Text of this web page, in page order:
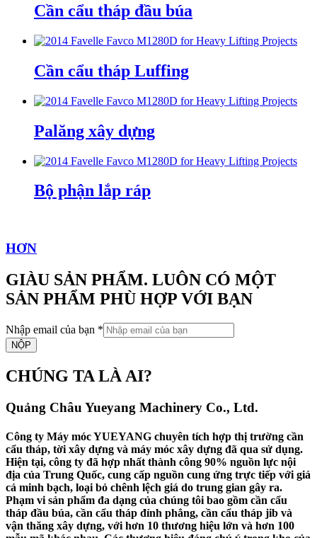
Cần cẩu tháp đầu búa
Cần cẩu tháp Luffing
Palăng xây dựng
Bộ phận lắp ráp
HƠN
GIÀU SẢN PHẨM. LUÔN CÓ MỘT
SẢN PHẨM PHÙ HỢP VỚI BẠN
Nhập email của bạn *
NỘP
CHÚNG TA LÀ AI?
Quảng Châu Yueyang Machinery Co., Ltd.
Công ty Máy móc YUEYANG chuyên tích hợp thị trường cần
cẩu tháp, tời xây dựng và máy móc xây dựng đã qua sử dụng.
Hiện tại, công ty đã hợp nhất thành công 90% nguồn lực nội
địa của Trung Quốc, cung cấp nguồn cung ứng trực tiếp với giá
cả minh bạch, loại bỏ chênh lệch giá do trung gian gây ra.
Phạm vi sản phẩm đa dạng của chúng tôi bao gồm cần cẩu
tháp đầu búa, cần cẩu tháp đỉnh phẳng, cần cẩu tháp jib và
vận thăng xây dựng, với hơn 10 thương hiệu lớn và hơn 100